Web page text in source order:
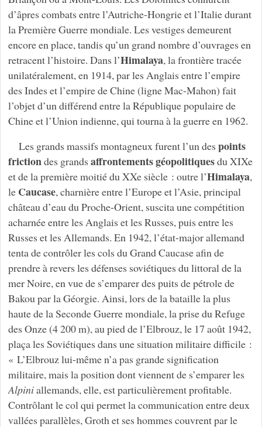
d’âpres combats entre l’Autriche-Hongrie et l’Italie durant
la Première Guerre mondiale. Les vestiges demeurent
encore en place, tandis qu’un grand nombre d’ouvrages en
retracent l’histoire. Dans l’Himalaya, la frontière tracée
unilatéralement, en 1914, par les Anglais entre l’empire
des Indes et l’empire de Chine (ligne Mac-Mahon) fait
l’objet d’un différend entre la République populaire de
Chine et l’Union indienne, qui tourna à la guerre en 1962.
Les grands massifs montagneux furent l’un des points
frictiondes grands affrontements géopolitiquesdu XIXe
et de la première moitié du XXe siècle : outre l’Himalaya,
le Caucase, charnière entre l’Europe et l’Asie, principal
château d’eau du Proche-Orient, suscita une compétition
acharnée entre les Anglais et les Russes, puis entre les
Russes et les Allemands. En 1942, l’état-major allemand
tenta de contrôler les cols du Grand Caucase afin de
prendre à revers les défenses soviétiques du littoral de la
mer Noire, en vue de s’emparer des puits de pétrole de
Bakou par la Géorgie. Ainsi, lors de la bataille la plus
haute de la Seconde Guerre mondiale, la prise du Refuge
des Onze (4 200 m), au pied de l’Elbrouz, le 17 août 1942,
plaça les Soviétiques dans une situation militaire difficile :
« L’Elbrouz lui-même n’a pas grande signification
militaire, mais la position dont viennent de s’emparer les
Alpiniallemands, elle, est particulièrement profitable.
Contrôlant le col qui permet la communication entre deux
vallées parallèles, Groth et ses hommes couvrent par le